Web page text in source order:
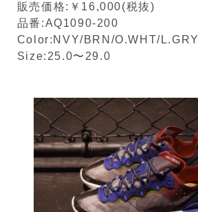
販売価格:￥16,000(税抜)
品番:AQ1090-200
Color:NVY/BRN/O.WHT/L.GRY
Size:25.0〜29.0